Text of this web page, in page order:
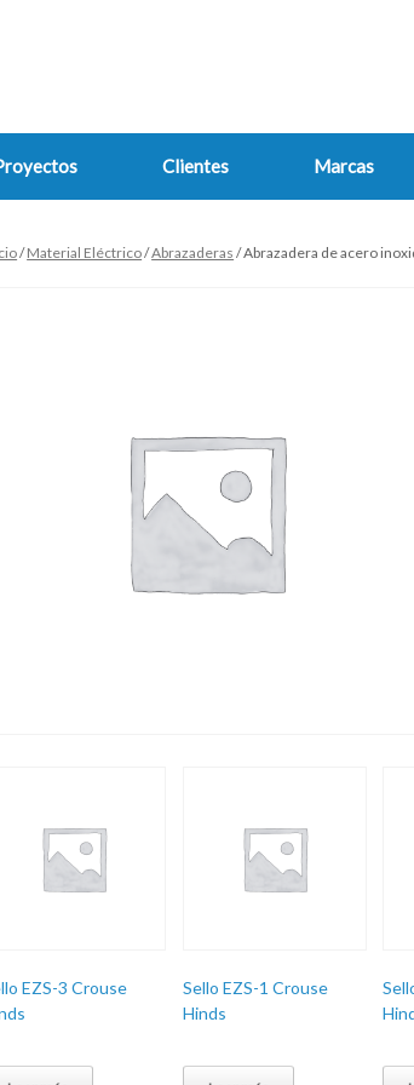
Clientes Marcas
/Material Eléctrico/Abrazaderas / Abrazadera de acero
EZS-3 Crouse
Sello EZS-1 Crouse
Hinds